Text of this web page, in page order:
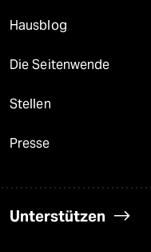
Hausblog
Die Seitenwende
Stellen
Presse
Unterstützen